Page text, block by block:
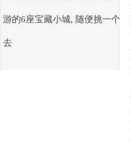
游的6座宝藏小城, 随便挑一个
去